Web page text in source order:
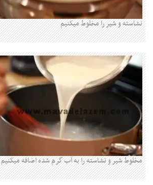
نشاسته و شیر را مخلوط میکنیم
مخلوط شیر و نشاسته را به آب گرم شده اضافه میکنیم